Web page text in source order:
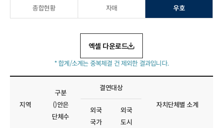
국제기구회의
종합현황 자매 우호
* 합계/소계는 중복체결 건 제외한 결과입니다.
엑셀 다운로드
지역
구분
()안은
단체수
결연대상
자치단체별 소계
외국
국가
외국
도시